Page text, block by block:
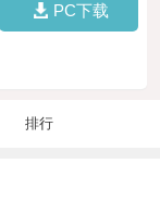
PC下载
排行